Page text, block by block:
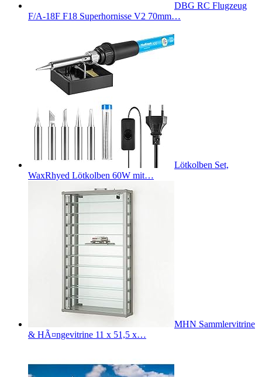
DBG RC Flugzeug
F/A-18F F18 Superhornisse V2 70mm…
Lötkolben Set,
WaxRhyed Lötkolben 60W mit…
MHN Sammlervitrine
& HÃ¤ngevitrine 11 x 51,5 x…